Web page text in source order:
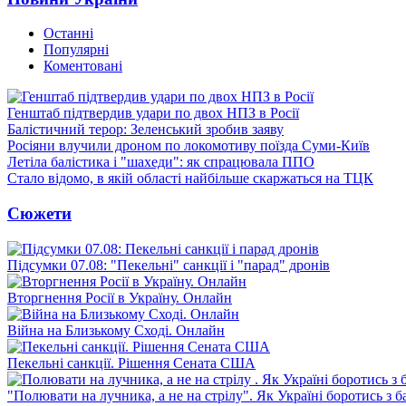
Останні
Популярні
Коментовані
Генштаб підтвердив удари по двох НПЗ в Росії
Балістичний терор: Зеленський зробив заяву
Росіяни влучили дроном по локомотиву поїзда Суми-Київ
Летіла балістика і "шахеди": як спрацювала ППО
Стало відомо, в якій області найбільше скаржаться на ТЦК
Сюжети
Підсумки 07.08: "Пекельні" санкції і "парад" дронів
Вторгнення Росії в Україну. Онлайн
Війна на Близькому Сході. Онлайн
Пекельні санкції. Рішення Сената США
"Полювати на лучника, а не на стрілу". Як Україні боротись з